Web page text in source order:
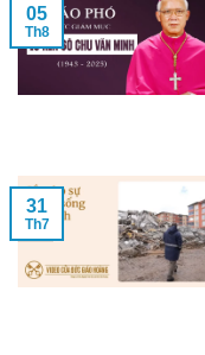
05
Th8
31
Th7